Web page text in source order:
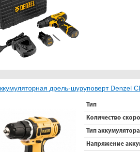
дрель-шуруповерт Denzel
Тип
Количество
Тип аккумулятора
Напряжение